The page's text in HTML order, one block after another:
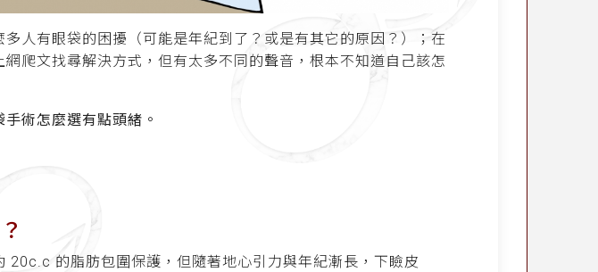
人有眼袋的困擾（可能是年紀到了？或是有其它的原因？）；在
爬文找尋解決方式，但有太多不同的聲音，根本不知道自己該怎
術怎麼選有點頭緒。
20c.c 的脂肪包圍保護，但隨著地心引力與年紀漸長，下瞼皮